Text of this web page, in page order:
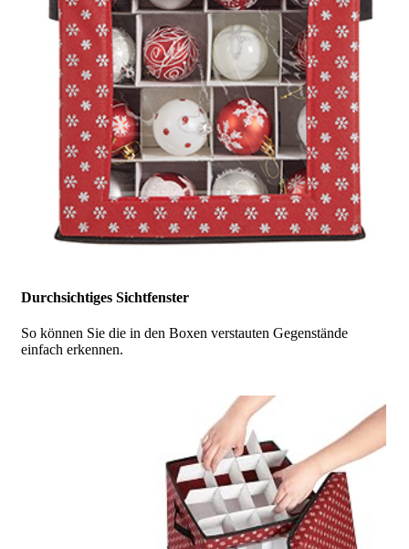
Durchsichtiges Sichtfenster
So können Sie die in den Boxen verstauten Gegenstände
einfach erkennen.